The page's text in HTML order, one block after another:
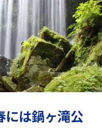
には鍋ヶ滝公